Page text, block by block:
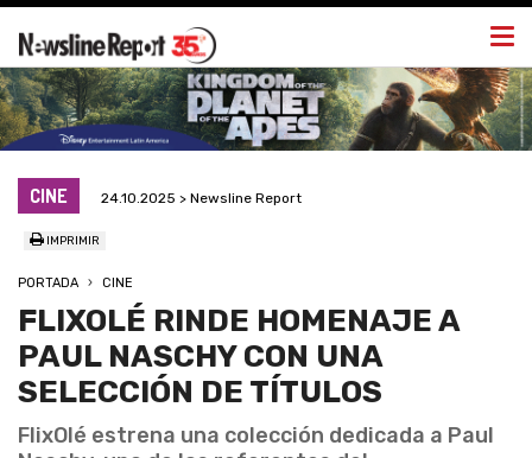
CINE 24.10.2025 > Newsline Report
IMPRIMIR
PORTADA CINE
FLIXOLÉ RINDE HOMENAJE A
PAUL NASCHY CON UNA
SELECCIÓN DE TÍTULOS
FlixOlé estrena una colección dedicada a Paul